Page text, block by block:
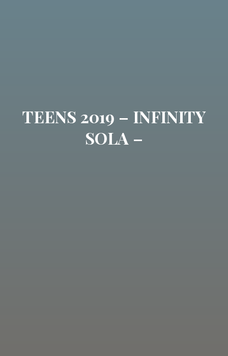
TEENS 2019 – INFINITY
SOLA –